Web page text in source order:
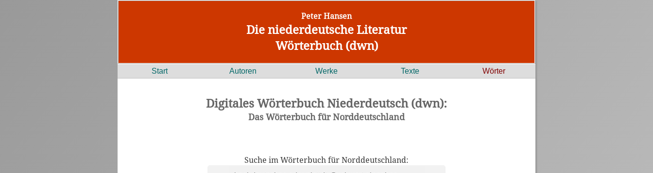
Peter Hansen
Die niederdeutsche Literatur
Wörterbuch (dwn)
Start Autoren Werke Texte Wörter
Digitales Wörterbuch Niederdeutsch (dwn):
Das Wörterbuch für Norddeutschland
Suche im Wörterbuch für Norddeutschland: